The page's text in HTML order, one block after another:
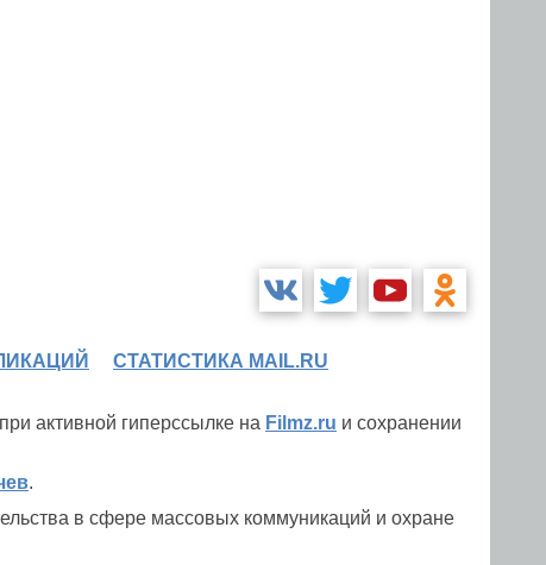
СТАТИСТИКА MAIL.RU
активной гиперссылке на Filmz.ru и сохранении
.
в сфере массовых коммуникаций и охране